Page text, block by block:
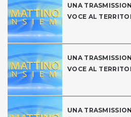
UNA
VOCE AL
UNA
VOCE AL
UNA